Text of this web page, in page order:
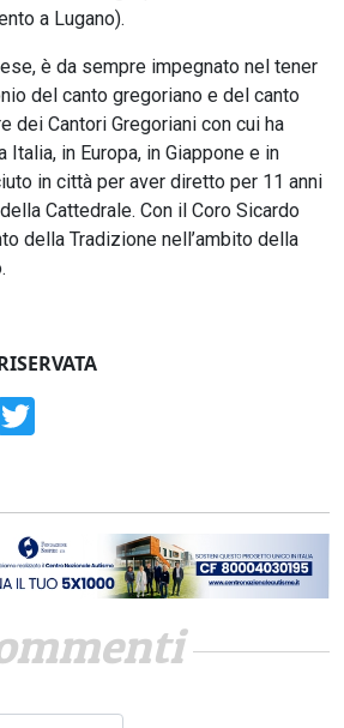
a Lugano).
è da sempre impegnato nel tener
del canto gregoriano e del canto
dei Cantori Gregoriani con cui ha
in Europa, in Giappone e in
in città per aver diretto per 11 anni
Cattedrale. Con il Coro Sicardo
della Tradizione nell’ambito della